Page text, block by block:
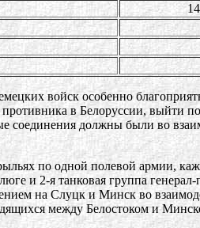
войск особенно
в Белоруссии,
соединения должны были во
по одной полевой армии,
и 2-я танковая группа
на Слуцк и Минск во
между Белостоком и